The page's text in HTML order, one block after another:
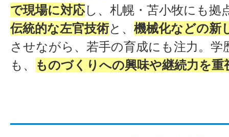
で現場に対応し、札幌・苫小牧にも拠
伝統的な左官技術と、 機械化などの新
させながら、若手の育成にも注力。学
も、
ものづくりへの興味や継続力を重